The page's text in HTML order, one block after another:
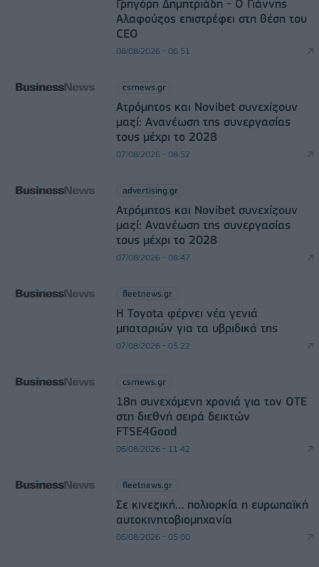
Γρηγόρη Δημητριάδη - Ο Γιάννης
Αλαφούζος επιστρέφει στη θέση του
CEO
08/08/2026 - 06:51
csrnews.gr
Ατρόμητος και Novibet συνεχίζουν
μαζί: Ανανέωση της συνεργασίας
τους μέχρι το 2028
07/08/2026 - 08:52
advertising.gr
Ατρόμητος και Novibet συνεχίζουν
μαζί: Ανανέωση της συνεργασίας
τους μέχρι το 2028
07/08/2026 - 08:47
fleetnews.gr
Η Toyota φέρνει νέα γενιά
μπαταριών για τα υβριδικά της
07/08/2026 - 05:22
csrnews.gr
18η συνεχόμενη χρονιά για τον ΟΤΕ
στη διεθνή σειρά δεικτών
FTSE4Good
06/08/2026 - 11:42
fleetnews.gr
Σε κινεζική… πολιορκία η ευρωπαϊκή
αυτοκινητοβιομηχανία
06/08/2026 - 05:00